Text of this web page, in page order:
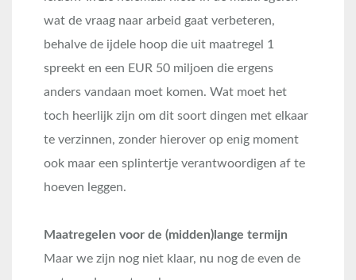
wat de vraag naar arbeid gaat verbeteren,
behalve de ijdele hoop die uit maatregel 1
spreekt en een EUR 50 miljoen die ergens
anders vandaan moet komen. Wat moet het
toch heerlijk zijn om dit soort dingen met elkaar
te verzinnen, zonder hierover op enig moment
ook maar een splintertje verantwoordigen af te
hoeven leggen.
Maatregelen voor de (midden)lange termijn
Maar we zijn nog niet klaar, nu nog de even de